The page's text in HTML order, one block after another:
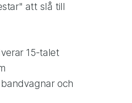
att slå till
15-talet
och